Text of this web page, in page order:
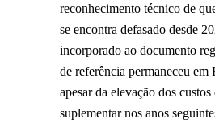
reconhecimento técnico de
se encontra defasado desde
incorporado ao documento
de referência permaneceu em
apesar da elevação dos custos
suplementar nos anos